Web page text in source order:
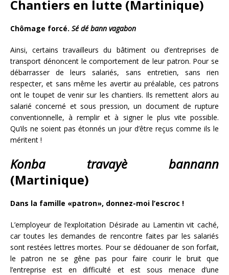
Chantiers en lutte (Martinique)
Chômage forcé. Sé dé bann vagabon
Ainsi, certains travailleurs du bâtiment ou d’entreprises de
transport dénoncent le comportement de leur patron. Pour se
débarrasser de leurs salariés, sans entretien, sans rien
respecter, et sans même les avertir au préalable, ces patrons
ont le toupet de venir sur les chantiers. Ils remettent alors au
salarié concerné et sous pression, un document de rupture
conventionnelle, à remplir et à signer le plus vite possible.
Qu’ils ne soient pas étonnés un jour d’être reçus comme ils le
méritent !
Konba travayè bannann
(Martinique)
Dans la famille «patron», donnez-moi l’escroc !
L’employeur de l’exploitation Désirade au Lamentin vit caché,
car toutes les demandes de rencontre faites par les salariés
sont restées lettres mortes. Pour se dédouaner de son forfait,
le patron ne se gêne pas pour faire courir le bruit que
l’entreprise est en difficulté et est sous menace d’une